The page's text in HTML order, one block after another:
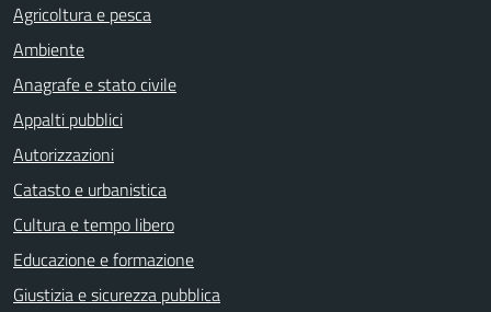
Agricoltura e pesca
Ambiente
Anagrafe e stato civile
Appalti pubblici
Autorizzazioni
Catasto e urbanistica
Cultura e tempo libero
Educazione e formazione
Giustizia e sicurezza pubblica